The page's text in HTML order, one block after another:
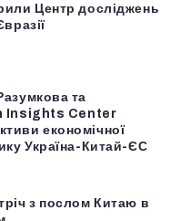
Центр досліджень
та
Insights Center
економічної
Україна-Китай-ЄС
з послом Китаю в